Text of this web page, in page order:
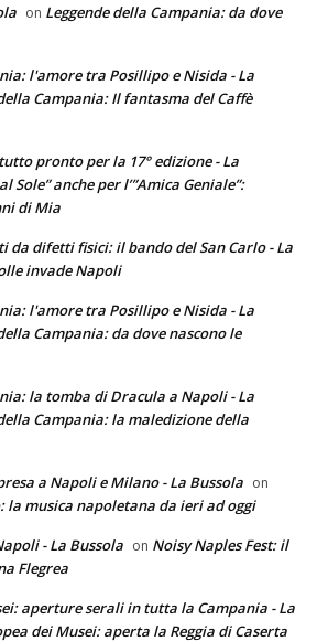
on Leggende della Campania: da dove
l'amore tra Posillipo e Nisida - La
Campania: Il fantasma del Caffè
pronto per la 17° edizione - La
Sole” anche per l’”Amica Geniale”:
di Mia
da difetti fisici: il bando del San Carlo - La
invade Napoli
l'amore tra Posillipo e Nisida - La
Campania: da dove nascono le
la tomba di Dracula a Napoli - La
Campania: la maledizione della
a Napoli e Milano - La Bussola on
la musica napoletana da ieri ad oggi
- La Bussola on Noisy Naples Fest: il
Flegrea
aperture serali in tutta la Campania - La
dei Musei: aperta la Reggia di Caserta